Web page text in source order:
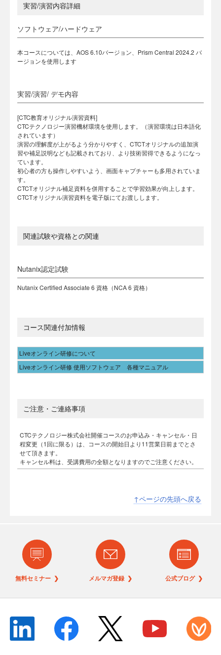
実習/演習内容詳細
ソフトウェア/ハードウェア
本コースについては、AOS 6.10バージョン、Prism Central 2024.2 バ
ージョンを使用します
実習/演習/ デモ内容
[CTC教育オリジナル演習資料]
CTCテクノロジー演習機材環境を使用します。（演習環境は日本語化
されています）
演習の理解度が上がるよう分かりやすく、CTCTオリジナルの追加演
習や補足説明なども記載されており、より技術習得できるようになっ
ています。
初心者の方も操作しやすいよう、画面キャプチャーも多用されていま
す。
CTCTオリジナル補足資料を併用することで学習効果が向上します。
CTCTオリジナル演習資料を電子版にてお渡しします。
関連試験や資格との関連
Nutanix認定試験
Nutanix Certified Associate 6 資格（NCA 6 資格）
コース関連付加情報
Liveオンライン研修について
Liveオンライン研修 使用ソフトウェア 各種マニュアル
ご注意・ご連絡事項
CTCテクノロジー株式会社開催コースのお申込み・キャンセル・日
程変更（1回に限る）は、コースの開始日より11営業日前までとさ
せて頂きます。
キャンセル料は、受講費用の全額となりますのでご注意ください。
↑ページの先頭へ戻る
無料セミナー ❯ メルマガ登録 ❯ 公式ブログ ❯